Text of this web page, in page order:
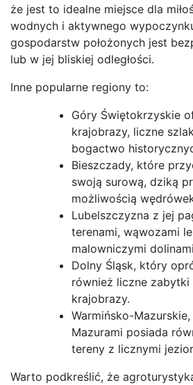
że jest to idealne miejsce dla
wodnych i aktywnego
gospodarstw położonych jest
lub w jej bliskiej odległości.
Inne popularne regiony to:
Góry Świętokrzyskie
krajobrazy, liczne
bogactwo
Bieszczady, które
swoją surową, dziką
możliwością
Lubelszczyzna z jej
terenami, wąwozami
malowniczymi
Dolny Śląsk, który
również liczne
krajobrazy.
Warmińsko-
Mazurami posiada
tereny z licznymi
Warto podkreślić, że